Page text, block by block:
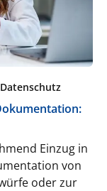
Einzug in
von
oder zur